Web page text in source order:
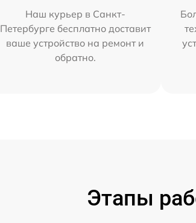
Наш курьер в Санкт-
Петербурге бесплатно доставит
ваше устройство на ремонт и
обратно.
Этапы